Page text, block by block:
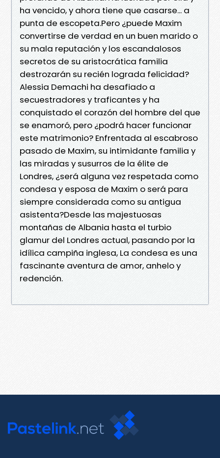
ha vencido, y ahora tiene que casarse... a
punta de escopeta.Pero ¿puede Maxim
convertirse de verdad en un buen marido o
su mala reputación y los escandalosos
secretos de su aristocrática familia
destrozarán su recién lograda felicidad?
Alessia Demachi ha desafiado a
secuestradores y traficantes y ha
conquistado el corazón del hombre del que
se enamoró, pero ¿podrá hacer funcionar
este matrimonio? Enfrentada al escabroso
pasado de Maxim, su intimidante familia y
las miradas y susurros de la élite de
Londres, ¿será alguna vez respetada como
condesa y esposa de Maxim o será para
siempre considerada como su antigua
asistenta?Desde las majestuosas
montañas de Albania hasta el turbio
glamur del Londres actual, pasando por la
idílica campiña inglesa, La condesa es una
fascinante aventura de amor, anhelo y
redención.